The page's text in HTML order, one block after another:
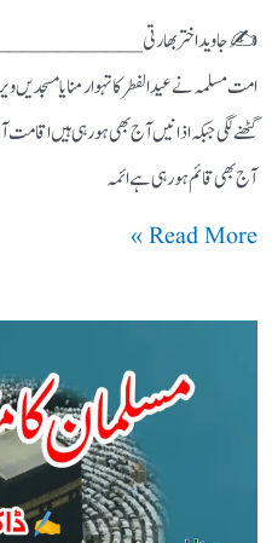
✍️ جاوید اختر بھارتی
امت مسلمہ نے عید الفطر کا تہوار منایا مسجدیں
گھٹنے لگی جبکہ اذانیں آج بھی ہورہی ہیں
آج بھی قائم ہورہی ہے ائمہ
Read More »